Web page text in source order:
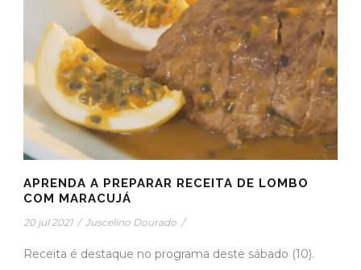
APRENDA A PREPARAR RECEITA DE LOMBO
COM MARACUJÁ
20 jul 2021 / Juscelino Dourado /
Receita é destaque no programa deste sábado (10).